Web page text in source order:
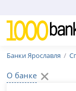
Банки Ярославля
О банке